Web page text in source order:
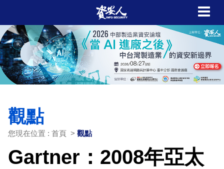
觀點
您現在位置 : 首頁 > 觀點
Gartner：2008年亞太